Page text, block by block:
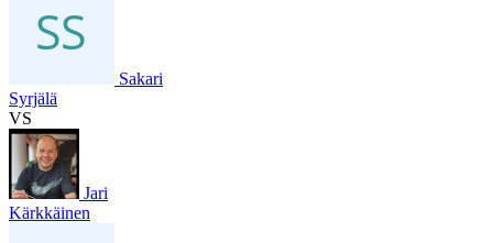
Sakari
Syrjälä
VS
Jari
Kärkkäinen